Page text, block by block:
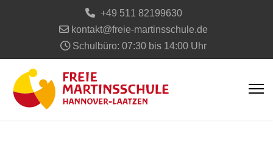
+49 511 82199630
kontakt@freie-martinsschule.de
Schulbüro: 07:30 bis 14:00 Uhr